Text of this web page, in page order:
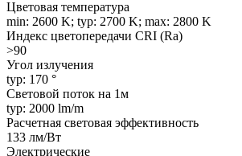
Цветовая температура
min: 2600 K; typ: 2700 K; max: 2800 K
Индекс цветопередачи CRI (Ra)
>90
Угол излучения
typ: 170 °
Световой поток на 1м
typ: 2000 lm/m
Расчетная световая эффективность
133 лм/Вт
Электрические